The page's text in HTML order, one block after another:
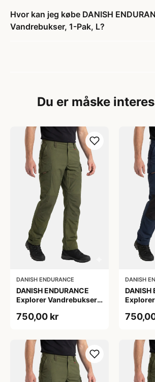
Hvor kan jeg købe DANISH
Vandrebukser, 1-Pak, L?
Du er måske
DANISH ENDURANCE
DANISH ENDURANCE
Explorer Vandrebukser,
750,00 kr
DANISH
DANISH